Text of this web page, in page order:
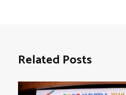
Related Posts